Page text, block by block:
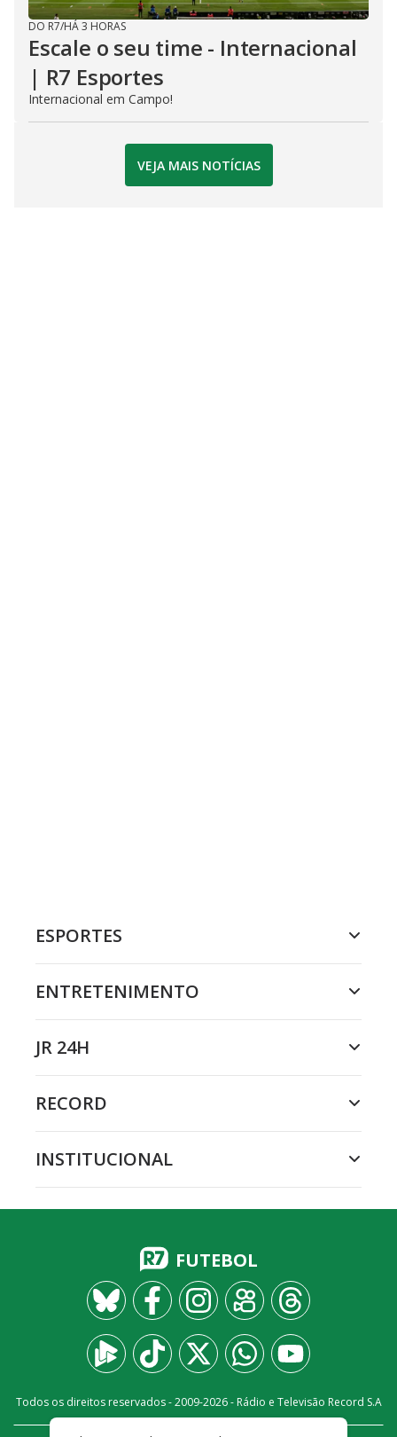
DO R7/HÁ 3 HORAS
Escale o seu time - Internacional
| R7 Esportes
Internacional em Campo!
VEJA MAIS NOTÍCIAS
ESPORTES
ENTRETENIMENTO
JR 24H
RECORD
INSTITUCIONAL
FUTEBOL
Todos os direitos reservados - 2009-2026- Rádio e Televisão Record S.A